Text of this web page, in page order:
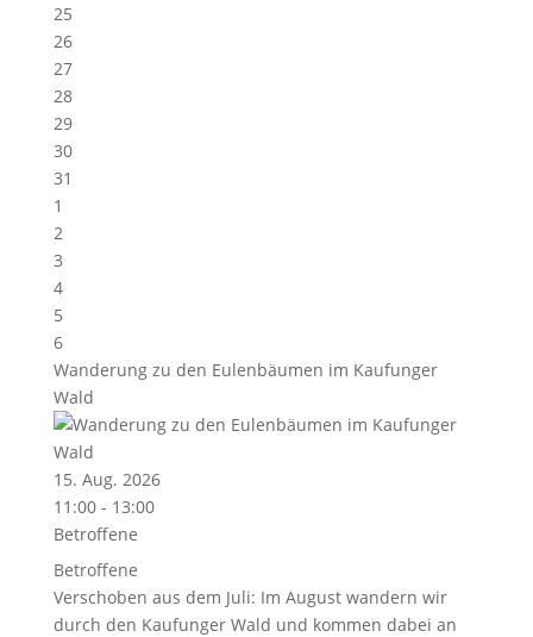
25
26
27
28
29
30
31
1
2
3
4
5
6
Wanderung zu den Eulenbäumen im Kaufunger
Wald
15. Aug. 2026
11:00 - 13:00
Betroffene
Betroffene
Verschoben aus dem Juli: Im August wandern wir
durch den Kaufunger Wald und kommen dabei an